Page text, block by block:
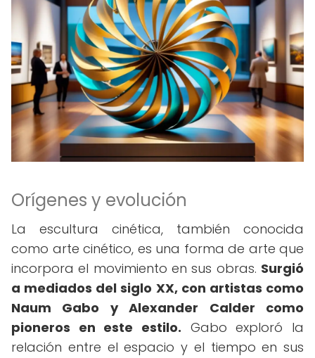
Orígenes y evolución
La escultura cinética, también conocida
como arte cinético, es una forma de arte que
incorpora el movimiento en sus obras. Surgió
a mediados del siglo XX, con artistas como
Naum Gabo y Alexander Calder como
pioneros en este estilo. Gabo exploró la
relación entre el espacio y el tiempo en sus